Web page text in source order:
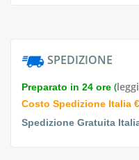
SPEDIZIONE
Preparato in 24 ore (
Costo Spedizione Italia
Spedizione Gratuita